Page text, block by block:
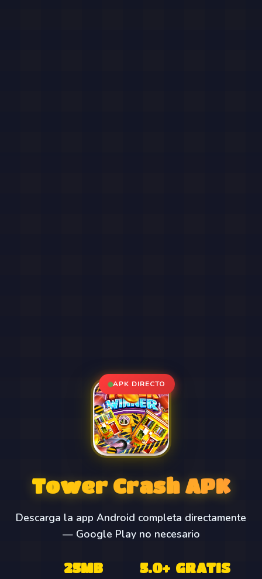
APK DIRECTO
Tower Crash APK
Descarga la app Android completa directamente
— Google Play no necesario
25MB 5.0+ GRATIS